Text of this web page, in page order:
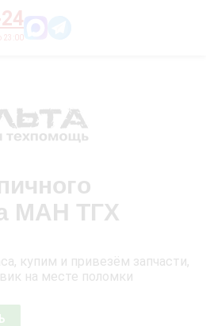
УСЛУГИ
МАН ТГХ
купим и привезём запчасти,
на месте поломки